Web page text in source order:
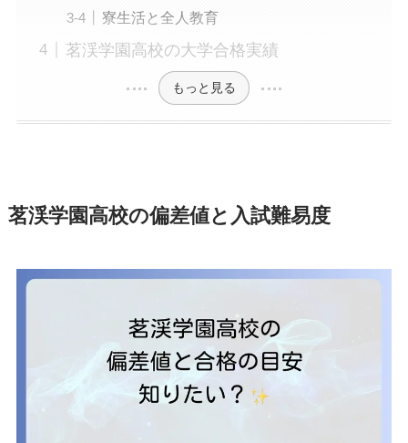
寮生活と全人教育
茗渓学園高校の大学合格実績
もっと見る
茗渓学園高校の偏差値と入試難易度